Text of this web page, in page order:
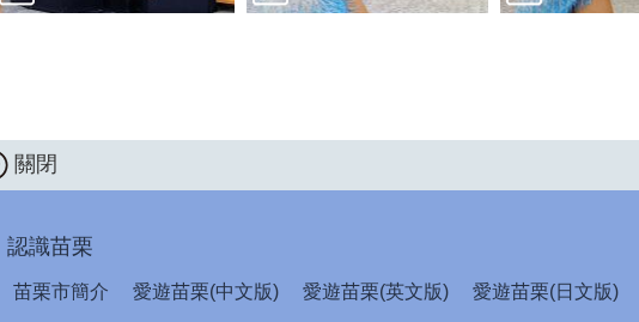
關閉
認識苗栗
苗栗市簡介 愛遊苗栗(中文版) 愛遊苗栗(英文版) 愛遊苗栗(日文版)